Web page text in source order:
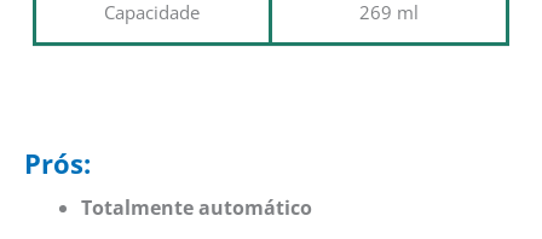
Capacidade 269 ml
Prós:
Totalmente automático